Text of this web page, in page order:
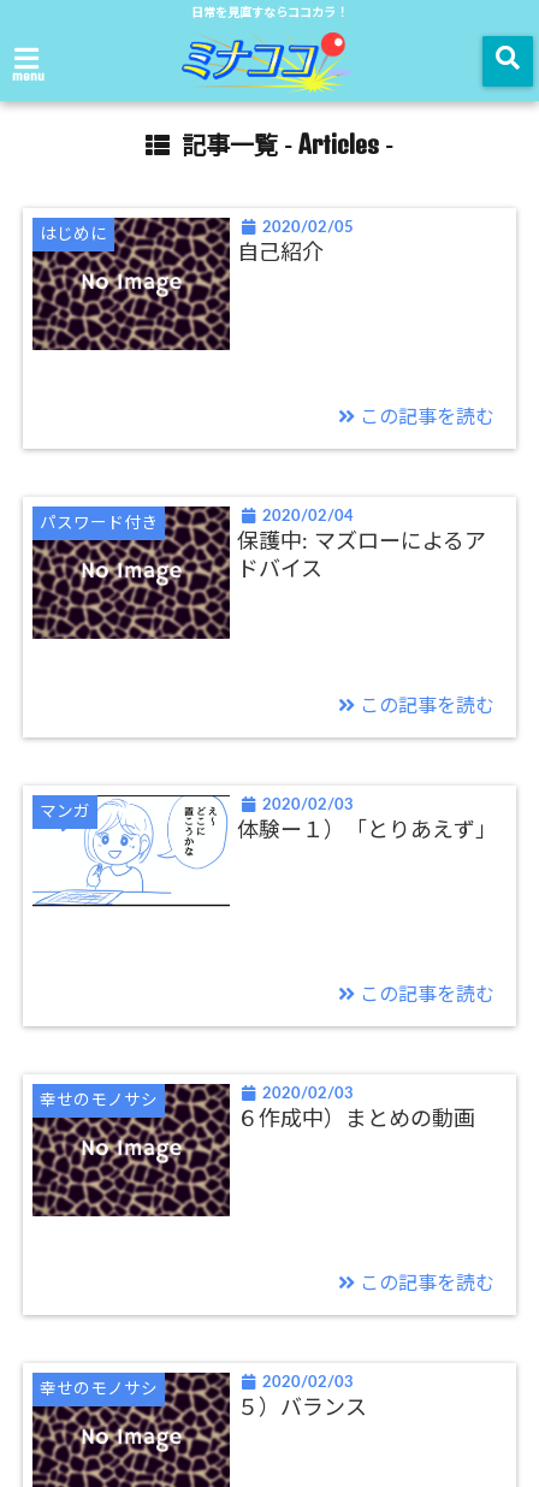
日常を見直すならココカラ！
menu
記事一覧 - Articles -
はじめに 2020/02/05
自己紹介
この記事を読む
パスワード付き 2020/02/04
保護中: マズローによるア
ドバイス
この記事を読む
マンガ 2020/02/03
体験ー１）「とりあえず」
この記事を読む
幸せのモノサシ 2020/02/03
６作成中）まとめの動画
この記事を読む
幸せのモノサシ 2020/02/03
５）バランス